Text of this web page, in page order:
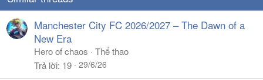
Manchester City FC 2026/2027 – The Dawn of a
New Era
Hero of chaos
Thể thao
Trả lời 19 29/6/26